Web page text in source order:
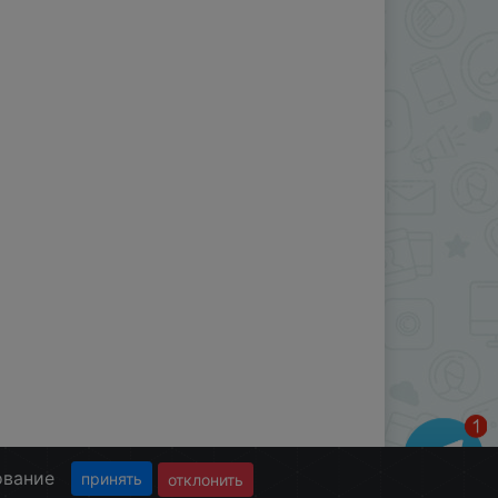
принять отклонить